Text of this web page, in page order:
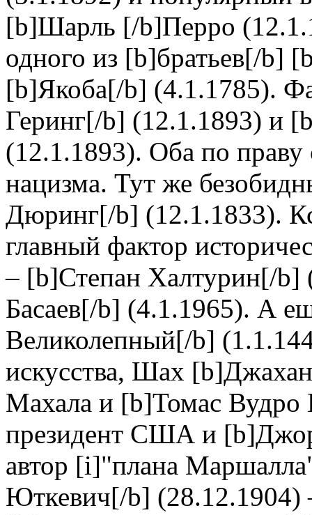
[b]Шарль [/b]Перро
одного из [b]братьев[/b]
[b]Якоба[/b] (4.1.1785).
Геринг[/b] (12.1.1893) и
(12.1.1893). Оба по праву
нацизма. Тут же
Дюринг[/b] (12.1.1833).
главный фактор
– [b]Степан Халтурин[/
Басаев[/b] (4.1.1965). А
Великолепный[/b]
искусства, Шах
Махала и [b]Томас
президент США и
автор [i]"плана
Юткевич[/b] (28.12.1904)